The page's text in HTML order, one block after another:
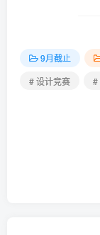
9月截止
# 设计竞赛
#